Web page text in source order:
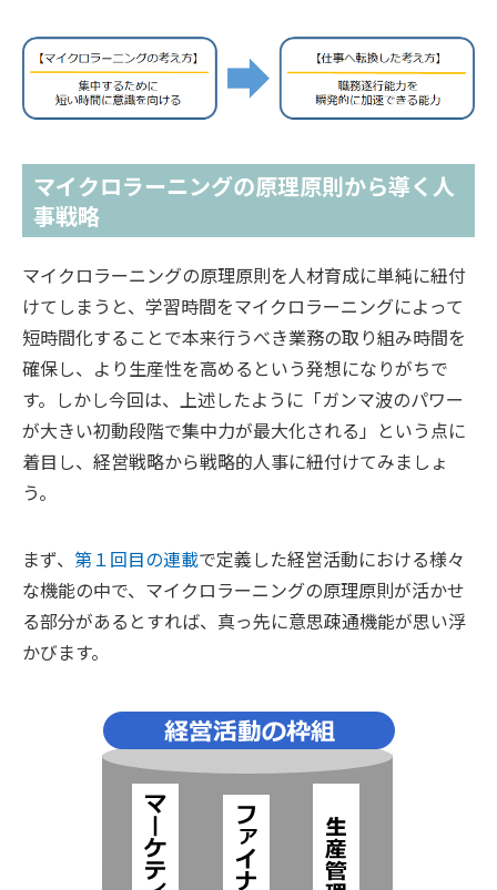
マイクロラーニングの原理原則から導く人
事戦略
マイクロラーニングの原理原則を人材育成に単純に紐付
けてしまうと、学習時間をマイクロラーニングによって
短時間化することで本来行うべき業務の取り組み時間を
確保し、より生産性を高めるという発想になりがちで
す。しかし今回は、上述したように「ガンマ波のパワー
が大きい初動段階で集中力が最大化される」という点に
着目し、経営戦略から戦略的人事に紐付けてみましょ
う。
まず、 第１回目の連載で定義した経営活動における様々
な機能の中で、マイクロラーニングの原理原則が活かせ
る部分があるとすれば、真っ先に意思疎通機能が思い浮
かびます。